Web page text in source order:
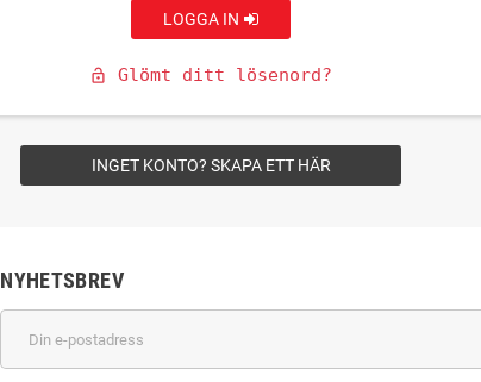
LOGGA IN
lock_open Glömt ditt lösenord?
INGET KONTO? SKAPA ETT HÄR
NYHETSBREV